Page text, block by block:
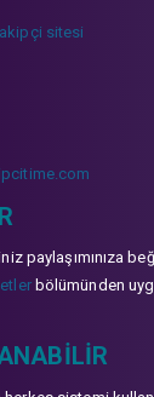
sitesi
paylaşımınıza
bölümünden